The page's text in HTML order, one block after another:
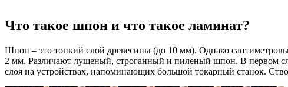
Что такое шпон и что такое ламинат?
Шпон – это тонкий слой древесины (до 10 мм). Однако
2 мм. Различают лущеный, строганный и пиленый шпон. В первом
слоя на устройствах, напоминающих большой токарный станок.